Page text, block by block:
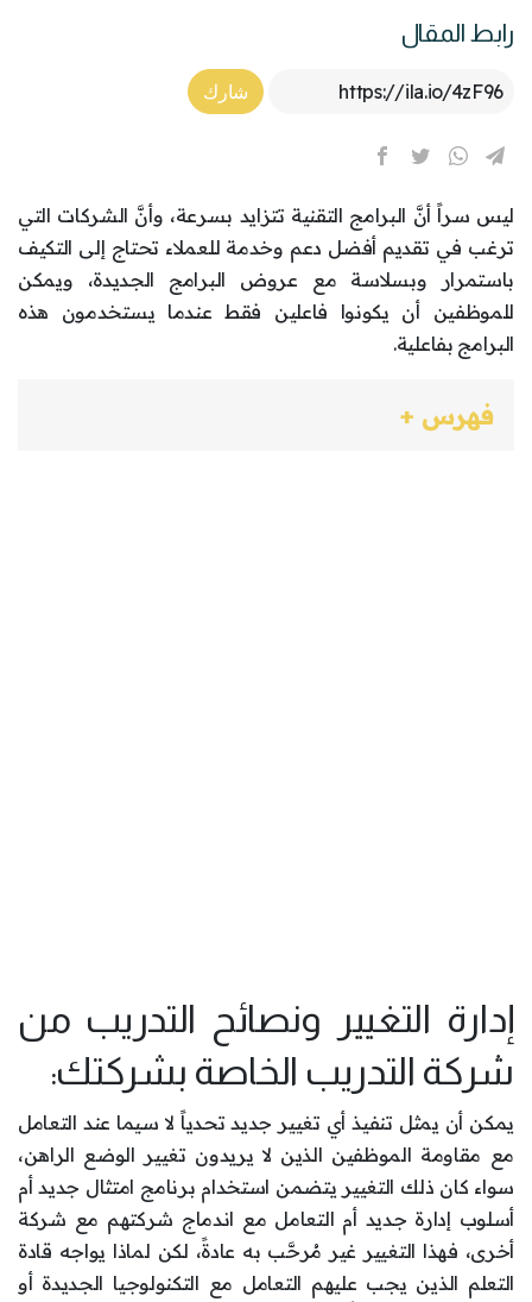
رابط المقال
Article Link
شارك
ليس سراً أنَّ البرامج التقنية تتزايد بسرعة، وأنَّ الشركات التي
ترغب في تقديم أفضل دعم وخدمة للعملاء تحتاج إلى التكيف
باستمرار وبسلاسة مع عروض البرامج الجديدة، ويمكن
للموظفين أن يكونوا فاعلين فقط عندما يستخدمون هذه
البرامج بفاعلية.
فهرس +
إدارة التغيير ونصائح التدريب من
شركة التدريب الخاصة بشركتك:
يمكن أن يمثل تنفيذ أي تغيير جديد تحدياً لا سيما عند التعامل
مع مقاومة الموظفين الذين لا يريدون تغيير الوضع الراهن،
سواء كان ذلك التغيير يتضمن استخدام برنامج امتثال جديد أم
أسلوب إدارة جديد أم التعامل مع اندماج شركتهم مع شركة
أخرى، فهذا التغيير غير مُرحَّب به عادةً، لكن لماذا يواجه قادة
التعلم الذين يجب عليهم التعامل مع التكنولوجيا الجديدة أو